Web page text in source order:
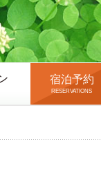
宿泊予約
RESERVATIONS